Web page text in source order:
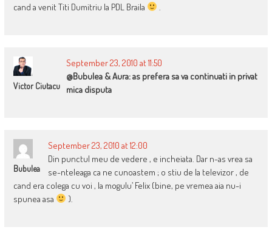
cand a venit Titi Dumitriu la PDL Braila
.
Victor Ciutacu
September 23, 2010 at 11:50
@Bubulea & Aura: as prefera sa va continuati in privat
mica disputa
Bubulea
September 23, 2010 at 12:00
Din punctul meu de vedere , e incheiata. Dar n-as vrea sa
se-nteleaga ca ne cunoastem ; o stiu de la televizor , de
cand era colega cu voi , la mogulu’ Felix (bine, pe vremea aia nu-i
spunea asa
).